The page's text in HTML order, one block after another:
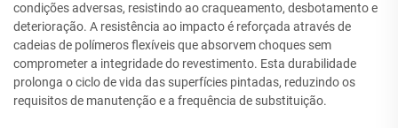
condições adversas, resistindo ao craqueamento, desbotamento e
deterioração. A resistência ao impacto é reforçada através de
cadeias de polímeros flexíveis que absorvem choques sem
comprometer a integridade do revestimento. Esta durabilidade
prolonga o ciclo de vida das superfícies pintadas, reduzindo os
requisitos de manutenção e a frequência de substituição.